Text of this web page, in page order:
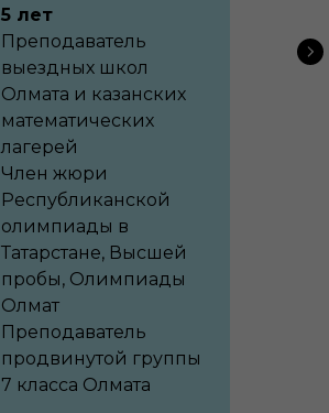
5 лет
Преподаватель
выездных школ
Олмата и казанских
математических
лагерей
Член жюри
Республиканской
олимпиады в
Татарстане, Высшей
пробы, Олимпиады
Олмат
Преподаватель
продвинутой группы
7 класса Олмата